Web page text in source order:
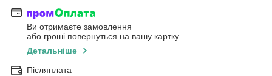
Ви отримаєте замовлення
або гроші повернуться на вашу картку
Детальніше
Післяплата